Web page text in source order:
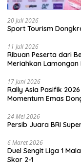
20 Juli 2026
Sport Tourism
11 Juli 2026
Ribuan Peserta dari
Meriahkan Lamongan
17 Juni 2026
Rally Asia Pasifik
Momentum Emas
24 Mei 2026
Persib Juara BRI
6 Maret 2026
Duel Sengit Liga 1
Skor 2-1